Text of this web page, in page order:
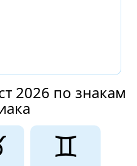
2026 по знакам
♊